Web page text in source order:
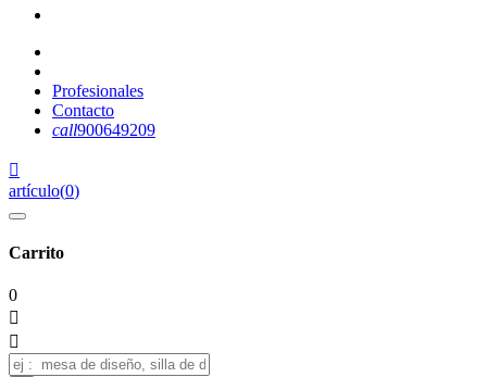
Profesionales
Contacto
call900649209

artículo(0)
Carrito
0

